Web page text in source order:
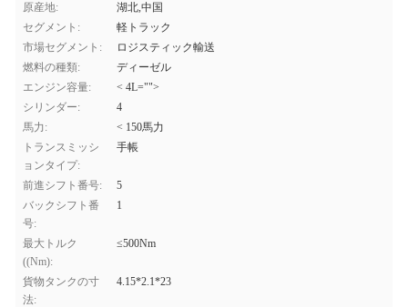
原産地:
湖北,中国
セグメント:
軽トラック
市場セグメント:
ロジスティック輸送
燃料の種類:
ディーゼル
エンジン容量:
< 4L="">
シリンダー:
4
馬力:
< 150馬力
トランスミッシ
ョンタイプ:
手帳
前進シフト番号:
5
バックシフト番
号:
1
最大トルク
((Nm):
≤500Nm
貨物タンクの寸
法:
4.15*2.1*23